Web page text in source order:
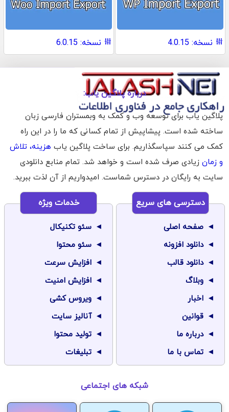
نسخه: 4.0.15 نسخه: 6.0.15
درباره پلاگین یاب:
پلاگین یاب برای توسعه وب و کمک به وبمستران فارسی زبان
ساخته شده است. پیشاپیش از تمام کسانی که ما را در این راه
کمک می کنند سپاسگذاریم. برای ساخت پلاگین یاب هزینه، تلاش
و زمان زیادی صرف شده است و خواهد شد. تمام منابع دانلودی
سایت به رایگان در دسترس شماست. امیدواریم از آن لذت ببرید.
دسترسی های سریع
صفحه اصلی
دانلود افزونه
دانلود قالب
وبلاگ
اخبار
قوانین
درباره ما
تماس با ما
خدمات ویژه
سئو تکنیکال
سئو محتوا
افزایش سرعت
افزایش امنیت
ویروس کشی
آنالیز سایت
تولید محتوا
تبلیغات
شبکه های اجتماعی